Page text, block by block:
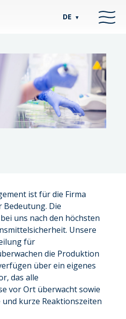
DE ▼
ist für die Firma
Die
uns nach den höchsten
Unsere
für
die Produktion
über ein eigenes
das alle
vor Ort überwacht sowie
kurze Reaktionszeiten